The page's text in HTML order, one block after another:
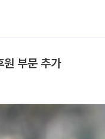
원 부문 추가